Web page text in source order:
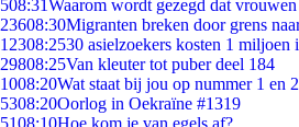
508:31Waarom wordt gezegd dat
23608:30Migranten breken door grens
12308:2530 asielzoekers kosten 1 miljoen
29808:25Van kleuter tot puber deel 184
1008:20Wat staat bij jou op nummer 1 en
5308:20Oorlog in Oekraïne #1319
5108:10Hoe kom je van egels af?